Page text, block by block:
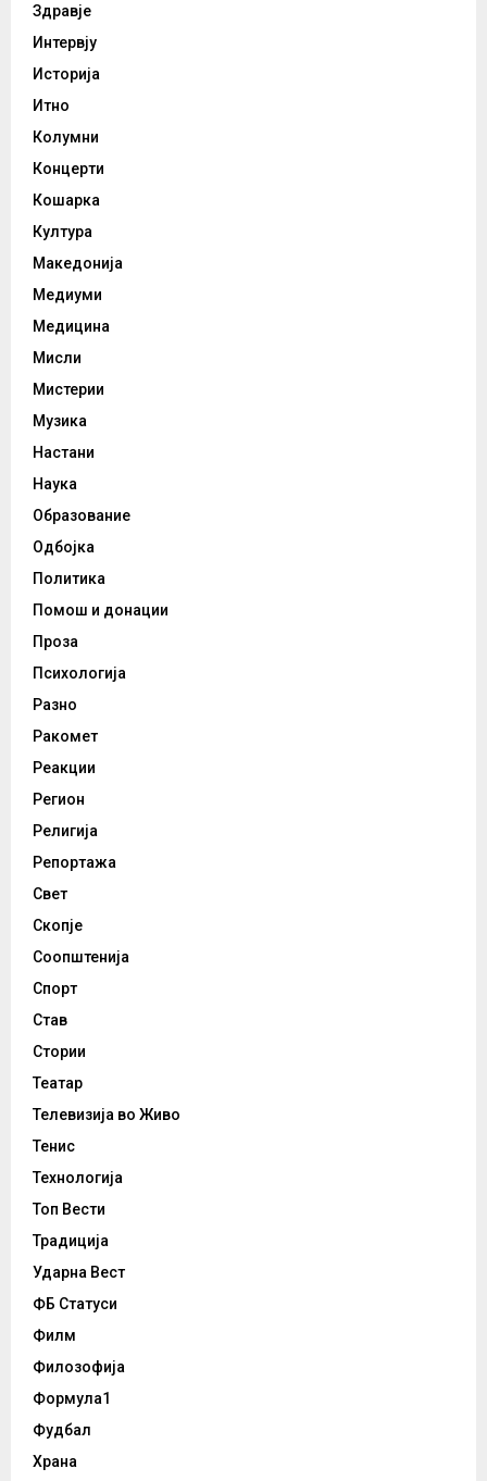
Здравје
Интервју
Историја
Итно
Колумни
Концерти
Кошарка
Култура
Македонија
Медиуми
Медицина
Мисли
Мистерии
Музика
Настани
Наука
Образование
Одбојка
Политика
Помош и донации
Проза
Психологија
Разно
Ракомет
Реакции
Регион
Религија
Репортажа
Свет
Скопје
Соопштенија
Спорт
Став
Стории
Театар
Телевизија во Живо
Тенис
Технологија
Топ Вести
Традиција
Ударна Вест
ФБ Статуси
Филм
Филозофија
Формула1
Фудбал
Храна